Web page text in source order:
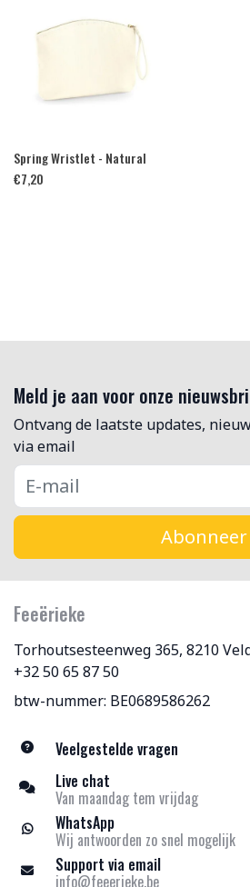
Spring Wristlet - Natural
€7,20
Meld je aan voor onze
Ontvang de laatste updates,
via email
Abonneer
Feeërieke
Torhoutsesteenweg 365, 8210
+32 50 65 87 50
btw-nummer: BE0689586262
Veelgestelde vragen
Live chat
Van maandag tem vrijdag
WhatsApp
Wij antwoorden zo snel mogelijk
Support via email
info@feeerieke.be